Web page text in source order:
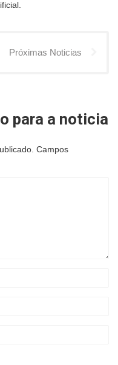
Próximas Noticias
para a noticia
Campos